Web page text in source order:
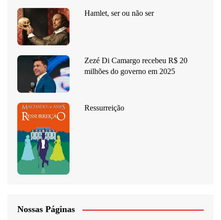
Hamlet, ser ou não ser
Zezé Di Camargo recebeu R$ 20
milhões do governo em 2025
Ressurreição
Nossas Páginas